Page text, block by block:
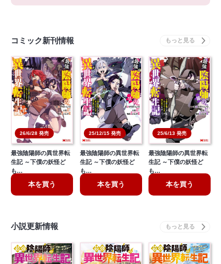
コミック新刊情報
26/6/28 発売
最強陰陽師の異世界転
生記 ～下僕の妖怪ど
も…
本を買う
25/12/15 発売
最強陰陽師の異世界転
生記 ～下僕の妖怪ど
も…
本を買う
25/6/13 発売
最強陰陽師の異世界転
生記 ～下僕の妖怪ど
も…
本を買う
小説更新情報